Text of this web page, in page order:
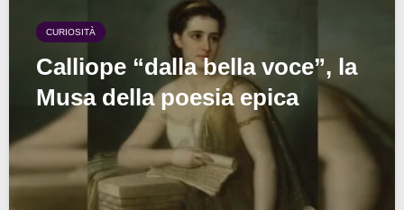
CURIOSITÀ
Calliope “dalla bella voce”, la
Musa della poesia epica